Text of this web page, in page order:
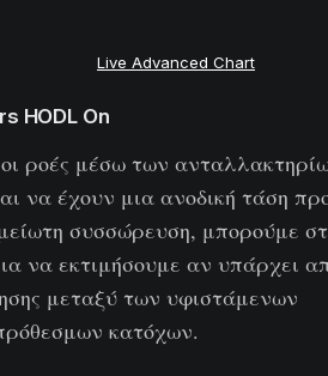
Live Advanced Chart
HODL On
ροές μέσω των
να έχουν μια ανοδική τάση
συσσώρευση, μπορούμε
να εκτιμήσουμε αν υπάρχει
μεταξύ των υφιστάμενων
κατόχων.